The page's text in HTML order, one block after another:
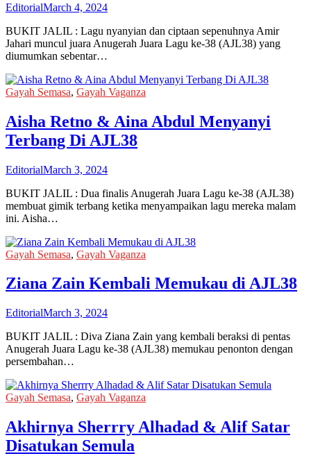
EditorialMarch 4, 2024
BUKIT JALIL : Lagu nyanyian dan ciptaan sepenuhnya Amir
Jahari muncul juara Anugerah Juara Lagu ke-38 (AJL38) yang
diumumkan sebentar…
Gayah Semasa, Gayah Vaganza
Aisha Retno & Aina Abdul Menyanyi
Terbang Di AJL38
EditorialMarch 3, 2024
BUKIT JALIL : Dua finalis Anugerah Juara Lagu ke-38 (AJL38)
membuat gimik terbang ketika menyampaikan lagu mereka malam
ini. Aisha…
Gayah Semasa, Gayah Vaganza
Ziana Zain Kembali Memukau di AJL38
EditorialMarch 3, 2024
BUKIT JALIL : Diva Ziana Zain yang kembali beraksi di pentas
Anugerah Juara Lagu ke-38 (AJL38) memukau penonton dengan
persembahan…
Gayah Semasa, Gayah Vaganza
Akhirnya Sherrry Alhadad & Alif Satar
Disatukan Semula